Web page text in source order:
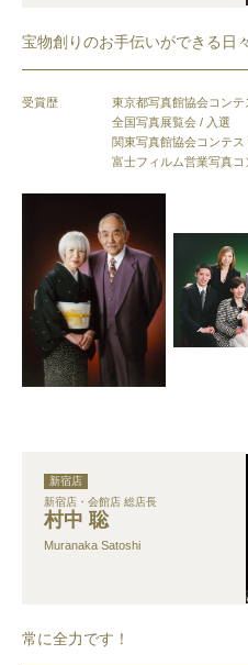
宝物創りのお手伝いができる日
受賞歴
東京都写真館協会コンテ
全国写真展覧会 / 入選
関東写真館協会コンテ
富士フィルム営業写真コ
新宿店
新宿店・会館店 総店長
村中 聡
Muranaka Satoshi
常に全力です！